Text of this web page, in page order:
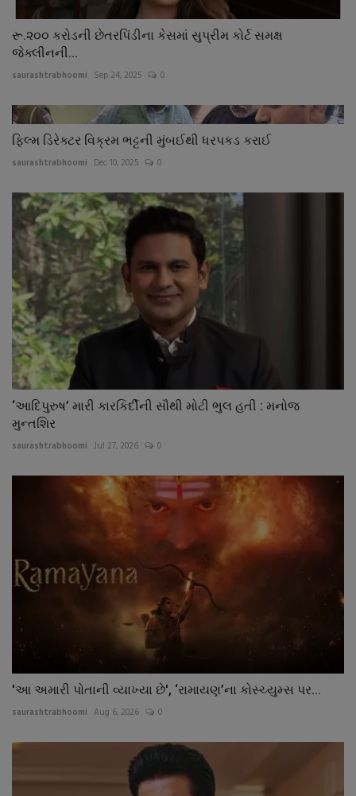
રૂ.૨૦૦ કરોડની છેતરપિંડીના કેસમાં સુપ્રીમ કોર્ટ સમક્ષ
જેક્લીનની...
saurashtrabhoomi Sep 24, 2025 0
ફિલ્મ ડિરેક્ટર વિક્રમ ભટ્ટની મુંબઈથી ધરપકડ કરાઈ
saurashtrabhoomi Dec 10, 2025 0
‘આદિપુરુષ’ મારી કારકિર્દીની સૌથી મોટી ભુલ હતી : મનોજ
મુન્તશિર
saurashtrabhoomi Jul 27, 2026 0
'આ અમારી પોતાની વ્યાખ્યા છે', ‘રામાયણ’ના કોસ્ચ્યુમ્સ પર...
saurashtrabhoomi Aug 6, 2026 0